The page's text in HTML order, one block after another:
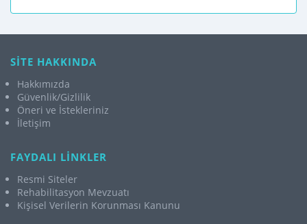
SİTE HAKKINDA
Hakkımızda
Güvenlik/Gizlilik
Öneri ve İstekleriniz
İletişim
FAYDALI LİNKLER
Resmi Siteler
Rehabilitasyon Mevzuatı
Kişisel Verilerin Korunması Kanunu